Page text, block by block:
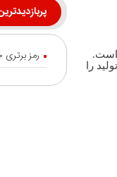
است.
را
شایعه
انتقال
جزئیات
رمز